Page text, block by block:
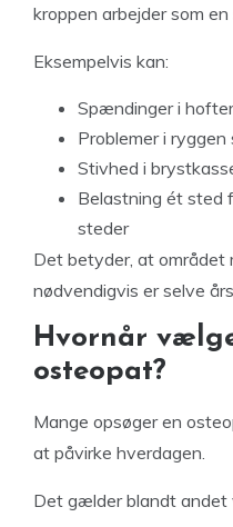
kroppen arbejder som en
Eksempelvis kan:
Spændinger i
Problemer i
Stivhed i
Belastning ét sted
steder
Det betyder, at området
nødvendigvis er selve
Hvornår
osteopat?
Mange opsøger en
at påvirke hverdagen.
Det gælder blandt andet